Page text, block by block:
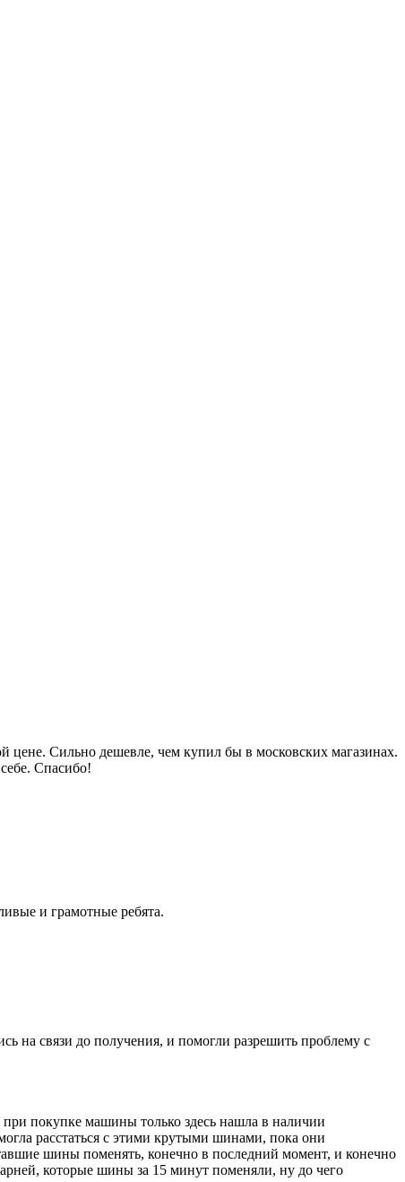
Сильно дешевле, чем купил бы в московских магазинах.
Спасибо!
и грамотные ребята.
на связи до получения, и помогли разрешить проблему с
при покупке машины только здесь нашла в наличии
расстаться с этими крутыми шинами, пока они
шины поменять, конечно в последний момент, и конечно
которые шины за 15 минут поменяли, ну до чего